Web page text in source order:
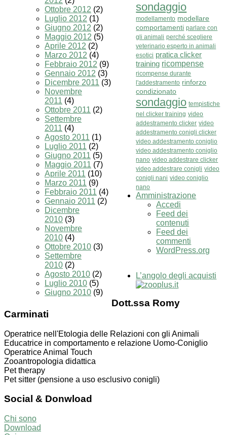
sondaggio
modellamento modellare
comportamenti parlare con
gli animali perché scegliere
veterinario esperto in animali
esotici pratica clicker
training ricompense
ricompense durante
l'addestramento rinforzo
condizionato
sondaggio tempistiche
nel clicker training video
addestramento clicker video
addestramento conigli clicker
video addestramento coniglio
video addestramento coniglio
nano video addestrare clicker
video addestrare conigli video
conigli nani video coniglio
nano
Amministrazione
Accedi
Feed dei
contenuti
Feed dei
commenti
WordPress.org
L’angolo degli acquisti
Ottobre 2012 (2)
Luglio 2012 (1)
Giugno 2012 (2)
Maggio 2012 (5)
Aprile 2012 (2)
Marzo 2012 (4)
Febbraio 2012 (9)
Gennaio 2012 (3)
Dicembre 2011 (3)
Novembre
2011 (4)
Ottobre 2011 (2)
Settembre
2011 (4)
Agosto 2011 (1)
Luglio 2011 (2)
Giugno 2011 (5)
Maggio 2011 (7)
Aprile 2011 (10)
Marzo 2011 (9)
Febbraio 2011 (4)
Gennaio 2011 (2)
Dicembre
2010 (3)
Novembre
2010 (4)
Ottobre 2010 (3)
Settembre
2010 (2)
Agosto 2010 (2)
Luglio 2010 (5)
Giugno 2010 (9)
Dott.ssa Romy
Carminati
Operatrice nell'Etologia delle Relazioni con gli Animali
Educatrice in comportamento e relazione Uomo-Coniglio
Operatrice Animal Touch
Zooantropologia didattica
Pet therapy
Pet sitter (pensione a uso esclusivo conigli)
Social & Donwload
Chi sono
Download